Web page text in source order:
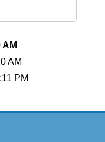
AM
AM
PM